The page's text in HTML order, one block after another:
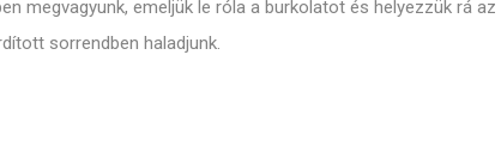
megvagyunk, emeljük le róla a burkolatot és helyezzük rá az
sorrendben haladjunk.